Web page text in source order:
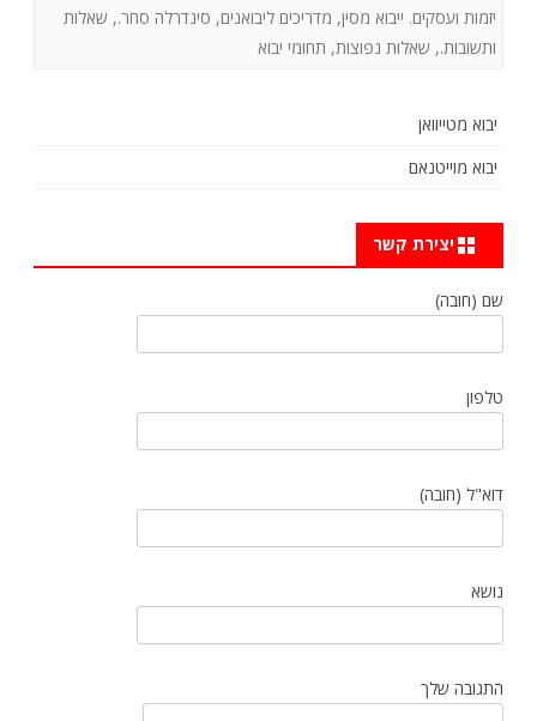
יזמות ועסקים. ייבוא מסין, מדריכים ליבואנים, סינדרלה סחר., שאלות
ותשובות., שאלות נפוצות, תחומי יבוא
יבוא מטייוואן
יבוא מוייטנאם
יצירת קשר
שם (חובה)
טלפון
דוא"ל (חובה)
נושא
התגובה שלך